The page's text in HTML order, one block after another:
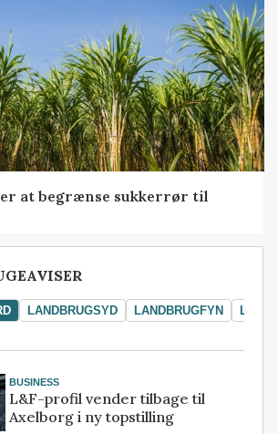
at begrænse sukkerrør til
LANDBRUGSYD LANDBRUGFYN
BUSINESS
L&F-profil vender tilbage til
Axelborg i ny topstilling